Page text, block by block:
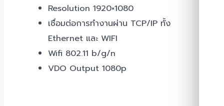
Resolution 1920×1080
เชื่อมต่อการทำงานผ่าน TCP/IP ทั้ง
Ethernet และ WIFI
Wifi 802.11 b/g/n
VDO Output 1080p